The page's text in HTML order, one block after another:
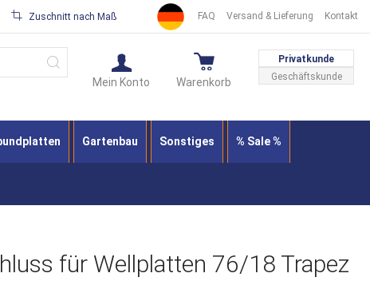
FAQ Versand & Lieferung Kontakt
Zuschnitt nach Maß
Privatkunde
Geschäftskunde
Warenkorb
Mein Konto
Gartenbau Sonstiges % Sale %
für Wellplatten 76/18 Trapez